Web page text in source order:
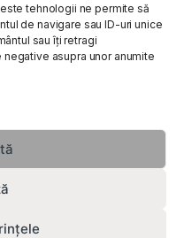
tehnologii ne permite să
de navigare sau ID-uri unice
sau îți retragi
asupra unor anumite